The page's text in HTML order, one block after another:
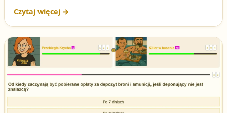
egzaminie na patent strzelecki. Sprawdź, jak prawo
traktuje obronę miru domowego i kiedy przekroczenie
jej granic nie podlega karze.